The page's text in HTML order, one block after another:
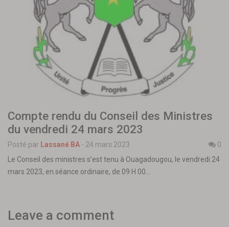
Compte rendu du Conseil des Ministres
du vendredi 24 mars 2023
Posté par Lassané BA - 24 mars 2023
0
Le Conseil des ministres s’est tenu à Ouagadougou, le vendredi 24
mars 2023, en séance ordinaire, de 09 H 00…
Leave a comment